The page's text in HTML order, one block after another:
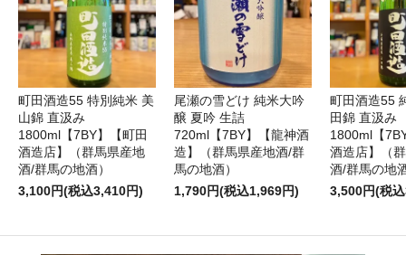
町田酒造55 特別純米 美
山錦 直汲み
1800ml【7BY】【町田
酒造店】（群馬県産地
酒/群馬の地酒）
3,100円(税込3,410円)
尾瀬の雪どけ 純米大吟
醸 夏吟 生詰
720ml【7BY】【龍神酒
造】（群馬県産地酒/群
馬の地酒）
1,790円(税込1,969円)
町田酒造55
田錦 直汲み
1800ml【
酒造店】（
酒/群馬の地
3,500円(税